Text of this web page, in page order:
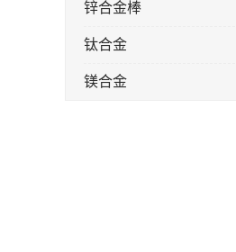
锌合金棒
钛合金
镁合金